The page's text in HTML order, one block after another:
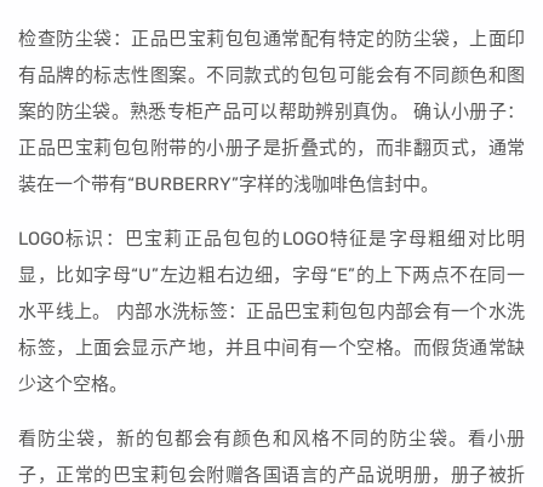
检查防尘袋：正品巴宝莉包包通常配有特定的防尘袋，上面印
有品牌的标志性图案。不同款式的包包可能会有不同颜色和图
案的防尘袋。熟悉专柜产品可以帮助辨别真伪。 确认小册子：
正品巴宝莉包包附带的小册子是折叠式的，而非翻页式，通常
装在一个带有“BURBERRY”字样的浅咖啡色信封中。
LOGO标识：巴宝莉正品包包的LOGO特征是字母粗细对比明
显，比如字母“U”左边粗右边细，字母“E”的上下两点不在同一
水平线上。 内部水洗标签：正品巴宝莉包包内部会有一个水洗
标签，上面会显示产地，并且中间有一个空格。而假货通常缺
少这个空格。
看防尘袋，新的包都会有颜色和风格不同的防尘袋。看小册
子，正常的巴宝莉包会附赠各国语言的产品说明册，册子被折